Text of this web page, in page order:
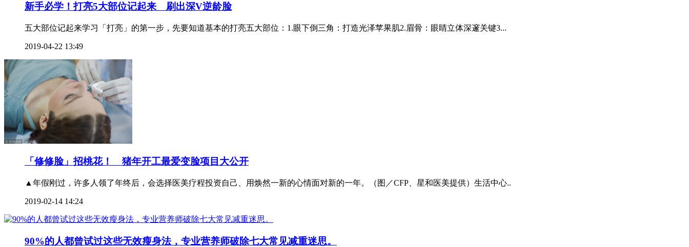
新手必学！打亮5大部位记起来 刷出深V逆龄脸
五大部位记起来学习「打亮」的第一步，先要知道基本的打亮五大部位：1.眼下倒三角：打造光泽苹果肌2.眉骨：眼睛立体深邃关键3...
2019-04-22 13:49
「修修脸」招桃花！ 猪年开工最爱变脸项目大公开
▲年假刚过，许多人领了年终后，会选择医美疗程投资自己、用焕然一新的心情面对新的一年。（图／CFP、星和医美提供）生活中心..
2019-02-14 14:24
90%的人都曾试过这些无效瘦身法，专业营养师破除七大常见减重迷思。